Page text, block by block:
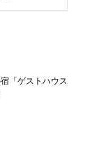
「ゲストハウス